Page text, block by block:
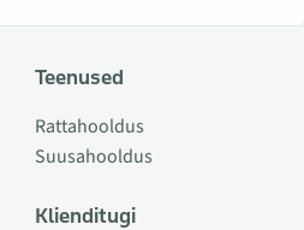
Teenused
Rattahooldus
Suusahooldus
Klienditugi